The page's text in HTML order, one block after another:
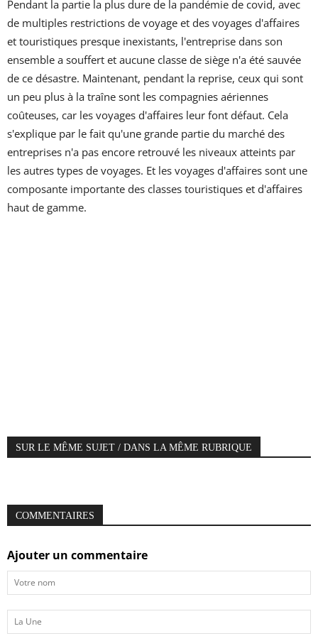
Pendant la partie la plus dure de la pandémie de covid, avec
de multiples restrictions de voyage et des voyages d'affaires
et touristiques presque inexistants, l'entreprise dans son
ensemble a souffert et aucune classe de siège n'a été sauvée
de ce désastre. Maintenant, pendant la reprise, ceux qui sont
un peu plus à la traîne sont les compagnies aériennes
coûteuses, car les voyages d'affaires leur font défaut. Cela
s'explique par le fait qu'une grande partie du marché des
entreprises n'a pas encore retrouvé les niveaux atteints par
les autres types de voyages. Et les voyages d'affaires sont une
composante importante des classes touristiques et d'affaires
haut de gamme.
SUR LE MÊME SUJET / DANS LA MÊME RUBRIQUE
COMMENTAIRES
Ajouter un commentaire
Votre
nom
La
Une